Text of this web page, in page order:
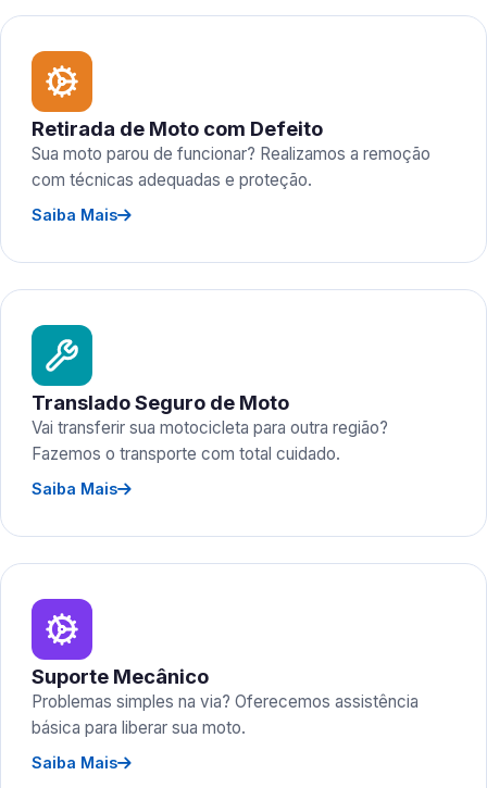
Retirada de Moto com Defeito
Sua moto parou de funcionar? Realizamos a remoção
com técnicas adequadas e proteção.
Saiba Mais
Translado Seguro de Moto
Vai transferir sua motocicleta para outra região?
Fazemos o transporte com total cuidado.
Saiba Mais
Suporte Mecânico
Problemas simples na via? Oferecemos assistência
básica para liberar sua moto.
Saiba Mais